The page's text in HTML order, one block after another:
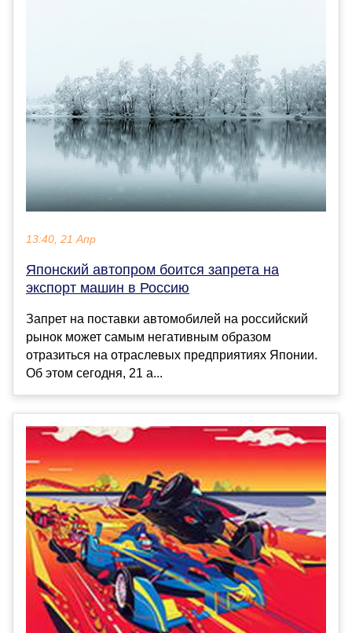
13:40, 21 Апр
Японский автопром боится запрета на
экспорт машин в Россию
Запрет на поставки автомобилей на российский
рынок может самым негативным образом
отразиться на отраслевых предприятиях Японии.
Об этом сегодня, 21 а...